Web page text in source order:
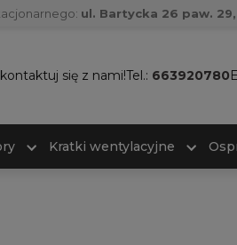
ul. Bartycka 26 paw.
się z nami!Tel.: 663920780
Kratki wentylacyjne